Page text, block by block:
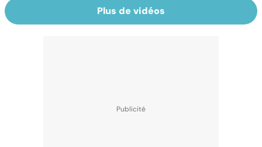
Plus de vidéos